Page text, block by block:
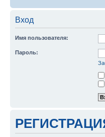
Вход
Имя пользователя:
Пароль: